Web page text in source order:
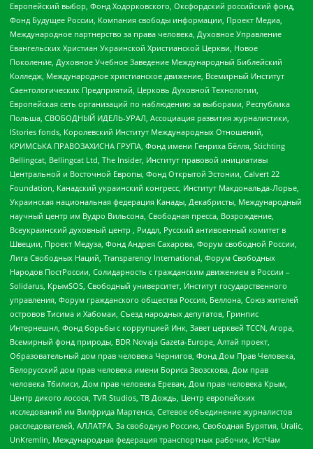
Европейский выбор, Фонд Ходорковского, Оксфордский российский фонд,
Фонд Будущее России, Компания свободы информации, Проект Медиа,
Международное партнерство за права человека, Духовное Управление
Евангельских Христиан Украинской Христианской Церкви, Новое
Поколение, Духовное Учебное Заведение Международный Библейский
Колледж, Международное христианское движение, Всемирный Институт
Саентологических Предприятий, Церковь Духовной Технологии,
Европейская сеть организаций по наблюдению за выборами, Республика
Польша, СВОБОДНЫЙ ИДЕЛЬ-УРАЛ, Ассоциация развития журналистики,
IStories fonds, Королевский Институт Международных Отношений,
КРИМСЬКА ПРАВОЗАХИСНА ГРУПА, Фонд имени Генриха Бёлля, Stichting
Bellingcat, Bellingcat Ltd, The Insider, Институт правовой инициативы
Центральной и Восточной Европы, Фонд Открытой Эстонии, Calvert 22
Foundation, Канадский украинский конгресс, Институт Макдональда-Лорье,
Украинская национальная федерация Канады, Декабристы, Международный
научный центр им Вудро Вильсона, Свободная пресса, Возрождение,
Всеукраинский духовный центр , Риддл, Русский антивоенный комитет в
Швеции, Проект Медуза, Фонд Андрея Сахарова, Форум свободной России,
Лига Свободных Наций, Transparеncy International, Форум Свободных
Народов ПостРоссии, Солидарность с гражданским движением в России –
Solidarus, КрымSOS, Свободный университет, Институт государственного
управления, Форум гражданского общества Россия, Беллона, Союз жителей
островов Тисима и Хабомаи, Съезд народных депутатов, Гринпис
Интернешнл, Фонд борьбы с коррупцией Инк, Завет церквей TCCN, Агора,
Всемирный фонд природы, BDR Novaja Gazeta-Europe, Алтай проект,
Образовательный дом прав человека Чернигов, Фонд Дом Прав Человека,
Белорусский дом прав человека имени Бориса Звозскова, Дом прав
человека Тбилиси, Дом прав человека Ереван, Дом прав человека Крым,
Центр дикого лосося, TVR Studios, ТВ Дождь, Центр европейских
исследований им Вилфрида Мартенса, Сетевое объединение журналистов
расследователей, АЛЛАТРА, За свободную Россию, Свободная Бурятия, Uralic,
UnKremlin, Международная федерация транспортных рабочих, ИстЧам